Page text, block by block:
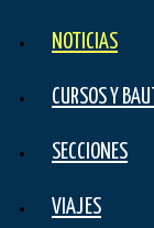
NOTICIAS
CURSOS Y
SECCIONES
VIAJES